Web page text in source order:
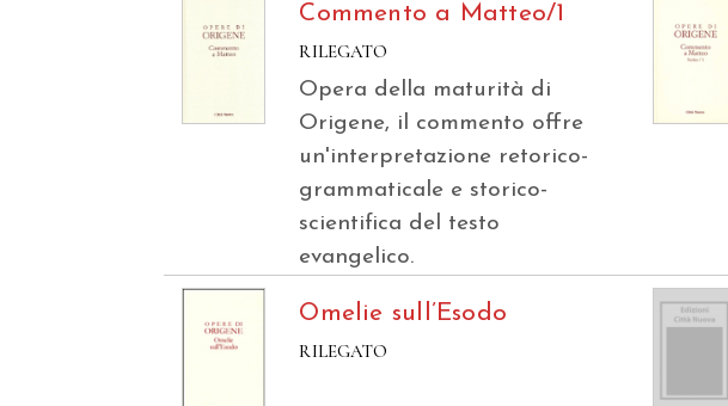
Commento a Matteo/1
RILEGATO
Opera della maturità di
Origene, il commento offre
un'interpretazione retorico-
grammaticale e storico-
scientifica del testo
evangelico.
Omelie sull’Esodo
RILEGATO